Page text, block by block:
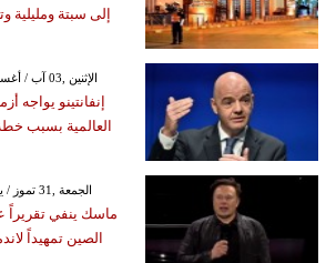
إلى سبتة
GMT 10:18 2026 الإثنين ,03 آب / أغسطس
إنفانتينو يواجه
العالمية بسبب
GMT 20:38 2026 الجمعة ,31 تموز / يوليو
ماسك ينفي
الصين تمهيداً